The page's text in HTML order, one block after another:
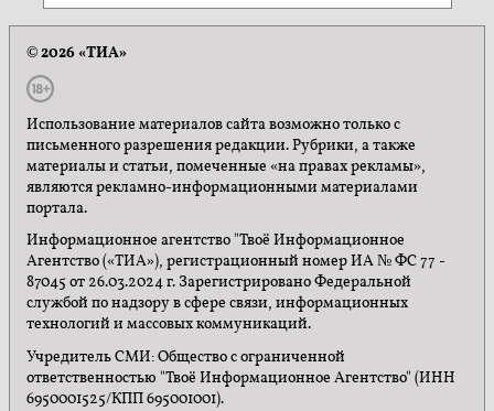
© 2026 «ТИА»
Использование материалов сайта возможно только с
письменного разрешения редакции. Рубрики, а также
материалы и статьи, помеченные «на правах рекламы»,
являются рекламно-информационными материалами
портала.
Информационное агентство "Твоё Информационное
Агентство («ТИА»), регистрационный номер ИА № ФС 77 -
87045 от 26.03.2024 г. Зарегистрировано Федеральной
службой по надзору в сфере связи, информационных
технологий и массовых коммуникаций.
Учредитель СМИ: Общество с ограниченной
ответственностью "Твоё Информационное Агентство" (ИНН
6950001525/КПП 695001001).